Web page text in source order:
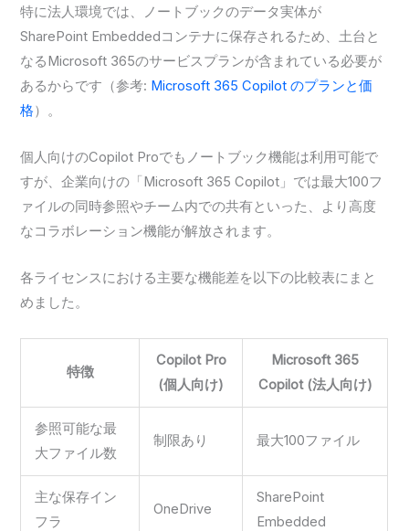
特に法人環境では、ノートブックのデータ実体が
SharePoint Embeddedコンテナに保存されるため、土台と
なるMicrosoft 365のサービスプランが含まれている必要が
あるからです（参考: Microsoft 365 Copilot のプランと価
格）。
個人向けのCopilot Proでもノートブック機能は利用可能で
すが、企業向けの「Microsoft 365 Copilot」では最大100フ
ァイルの同時参照やチーム内での共有といった、より高度
なコラボレーション機能が解放されます。
各ライセンスにおける主要な機能差を以下の比較表にまと
めました。
特徴
Copilot Pro
(個人向け)
Microsoft 365
Copilot (法人向け)
参照可能な最
大ファイル数
制限あり 最大100ファイル
主な保存イン
フラ
OneDrive
SharePoint
Embedded